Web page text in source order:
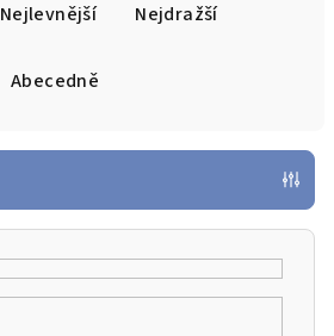
Nejlevnější Nejdražší
Abecedně